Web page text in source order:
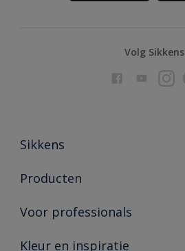
Volg Sikkens
Sikkens
Over Sikkens
Duurzaamheid
Producten
Producten voor binnen
Vind je verkooppunt
Voor professionals
Advies & service
Kleur en inspiratie